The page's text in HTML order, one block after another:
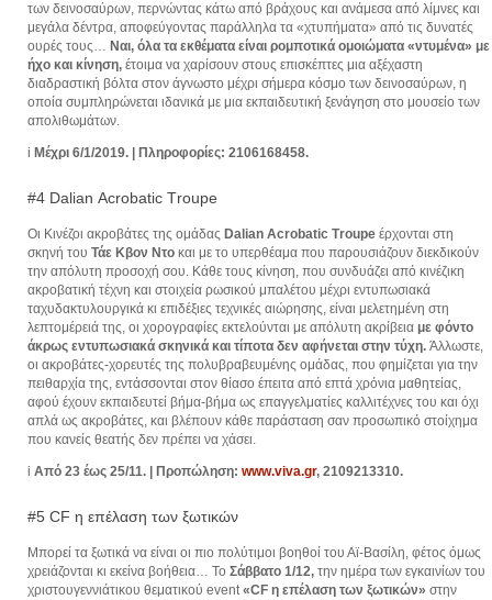
των δεινοσαύρων, περνώντας κάτω από βράχους και ανάμεσα από λίμνες και
μεγάλα δέντρα, αποφεύγοντας παράλληλα τα «χτυπήματα» από τις δυνατές
ουρές τους… Ναι, όλα τα εκθέματα είναι ρομποτικά ομοιώματα «ντυμένα» με
ήχο και κίνηση, έτοιμα να χαρίσουν στους επισκέπτες μια αξέχαστη
διαδραστική βόλτα στον άγνωστο μέχρι σήμερα κόσμο των δεινοσαύρων, η
οποία συμπληρώνεται ιδανικά με μια εκπαιδευτική ξενάγηση στο μουσείο των
απολιθωμάτων.
i Μέχρι 6/1/2019. | Πληροφορίες: 2106168458.
#4 Dalian Αcrobatic Τroupe
Οι Κινέζοι ακροβάτες της ομάδας Dalian Αcrobatic Τroupe έρχονται στη
σκηνή του Τάε Κβον Ντο και με το υπερθέαμα που παρουσιάζουν διεκδικούν
την απόλυτη προσοχή σου. Κάθε τους κίνηση, που συνδυάζει από κινέζικη
ακροβατική τέχνη και στοιχεία ρωσικού μπαλέτου μέχρι εντυπωσιακά
ταχυδακτυλουργικά κι επιδέξιες τεχνικές αιώρησης, είναι μελετημένη στη
λεπτομέρειά της, οι χορογραφίες εκτελούνται με απόλυτη ακρίβεια με φόντο
άκρως εντυπωσιακά σκηνικά και τίποτα δεν αφήνεται στην τύχη. Άλλωστε,
οι ακροβάτες-χορευτές της πολυβραβευμένης ομάδας, που φημίζεται για την
πειθαρχία της, εντάσσονται στον θίασο έπειτα από επτά χρόνια μαθητείας,
αφού έχουν εκπαιδευτεί βήμα-βήμα ως επαγγελματίες καλλιτέχνες του και όχι
απλά ως ακροβάτες, και βλέπουν κάθε παράσταση σαν προσωπικό στοίχημα
που κανείς θεατής δεν πρέπει να χάσει.
i Από 23 έως 25/11. | Προπώληση: www.viva.gr, 2109213310.
#5 CF η επέλαση των ξωτικών
Μπορεί τα ξωτικά να είναι οι πιο πολύτιμοι βοηθοί του Αϊ-Βασίλη, φέτος όμως
χρειάζονται κι εκείνα βοήθεια… Το Σάββατο 1/12, την ημέρα των εγκαινίων του
χριστουγεννιάτικου θεματικού event«CF η επέλαση των ξωτικών» στην